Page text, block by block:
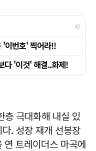
층 극대화해 내실 있
. 성장 재개 선봉장
트레이더스 마곡에